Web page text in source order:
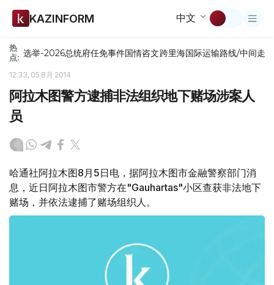
KAZINFORM 中文
热
点: 选举-2026总统府任免事件国情咨文跨里海国际运输路线/中间走廊
12:33, 05 8月 2014
阿拉木图警方逮捕非法组织地下赌场涉案人
员
哈通社阿拉木图8月5日电，据阿拉木图市金融警察部门消
息，近日阿拉木图市警方在"Gauhartas"小区查获非法地下
赌场，并依法逮捕了赌场组织人。